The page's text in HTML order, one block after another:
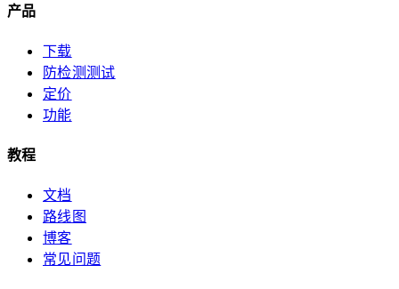
产品
下载
防检测测试
定价
功能
教程
文档
路线图
博客
常见问题